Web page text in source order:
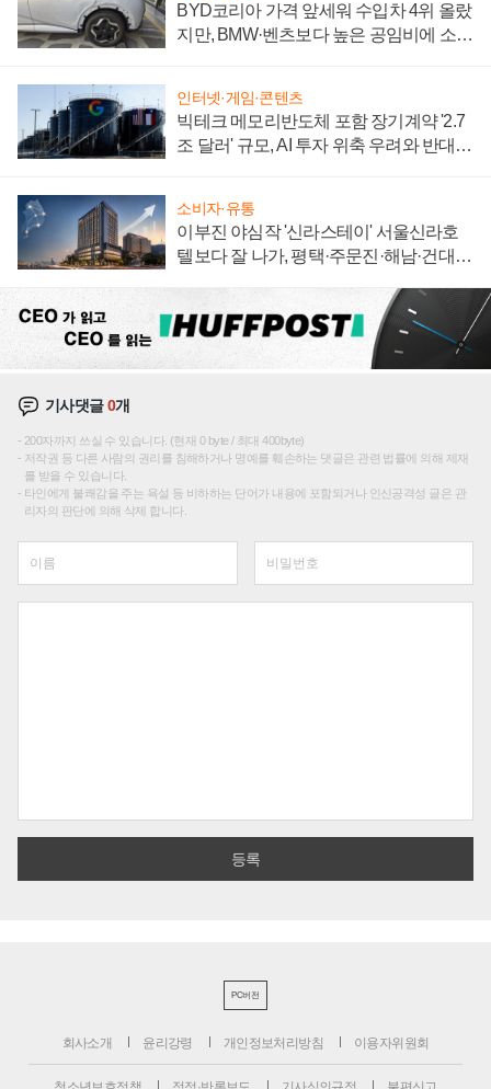
BYD코리아 가격 앞세워 수입차 4위 올랐
지만, BMW·벤츠보다 높은 공임비에 소비
인터넷·게임·콘텐츠
빅테크 메모리반도체 포함 장기계약 '2.7
조 달러' 규모, AI 투자 위축 우려와 반대
소비자·유통
이부진 야심작 '신라스테이' 서울신라호
텔보다 잘 나가, 평택·주문진·해남·건대로
기사댓글0개
200자까지 쓰실 수 있습니다. (현재 0 byte / 최대 400byte)
저작권 등 다른 사람의 권리를 침해하거나 명예를 훼손하는 댓글은 관련 법률에 의해 제재
를 받을 수 있습니다.
타인에게 불쾌감을 주는 욕설 등 비하하는 단어가 내용에 포함되거나 인신공격성 글은 관
리자의 판단에 의해 삭제 합니다.
PC버전
회사소개 윤리강령 개인정보처리방침 이용자위원회